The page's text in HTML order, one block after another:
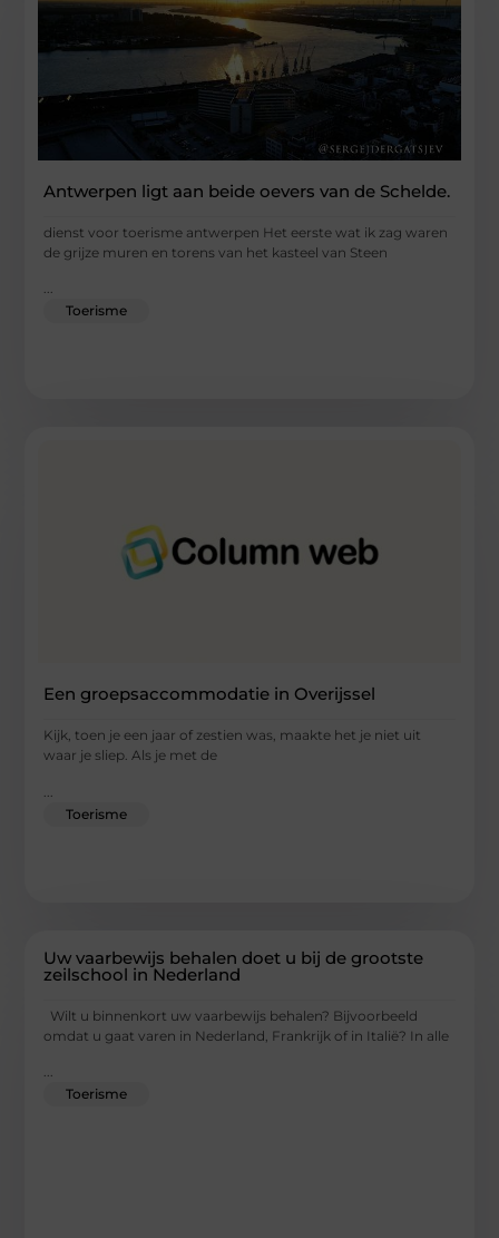
Antwerpen ligt aan beide oevers van de Schelde.
dienst voor toerisme antwerpen Het eerste wat ik zag waren
de grijze muren en torens van het kasteel van Steen
...
Toerisme
Een groepsaccommodatie in Overijssel
Kijk, toen je een jaar of zestien was, maakte het je niet uit
waar je sliep. Als je met de
Toerisme
Uw vaarbewijs behalen doet u bij de grootste
zeilschool in Nederland
Wilt u binnenkort uw vaarbewijs behalen? Bijvoorbeeld
omdat u gaat varen in Nederland, Frankrijk of in Italië? In alle
...
Toerisme